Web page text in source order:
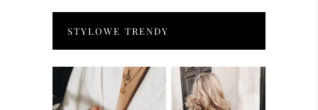
STYLOWE TRENDY